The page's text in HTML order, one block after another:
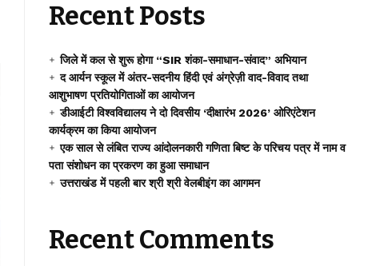
Recent Posts
जिले में कल से शुरू होगा “SIR शंका-समाधान-संवाद” अभियान
द आर्यन स्कूल में अंतर-सदनीय हिंदी एवं अंग्रेज़ी वाद-विवाद तथा
आशुभाषण प्रतियोगिताओं का आयोजन
डीआईटी विश्वविद्यालय ने दो दिवसीय ‘दीक्षारंभ 2026’ ओरिएंटेशन
कार्यक्रम का किया आयोजन
एक साल से लंबित राज्य आंदोलनकारी गणिता बिष्ट के परिचय पत्र में नाम व
पता संशोधन का प्रकरण का हुआ समाधान
उत्तराखंड में पहली बार श्री श्री वेलबीइंग का आगमन
Recent Comments